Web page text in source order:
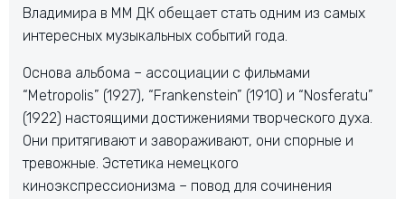
Владимира в ММ ДК обещает стать одним из самых
интересных музыкальных событий года.
Основа альбома – ассоциации с фильмами
“Metropolis” (1927), “Frankenstein” (1910) и “Nosferatu”
(1922) настоящими достижениями творческого духа.
Они притягивают и завораживают, они спорные и
тревожные. Эстетика немецкого
киноэкспрессионизма – повод для сочинения